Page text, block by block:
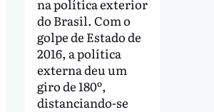
na política exterior
do Brasil. Com o
golpe de Estado de
2016, a política
externa deu um
giro de 180º,
distanciando-se